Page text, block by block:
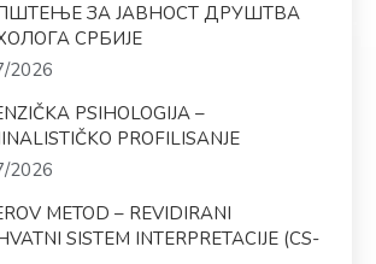
ЗА ЈАВНОСТ ДРУШТВА
СРБИЈЕ
2026
PSIHOLOGIJA –
PROFILISANJE
2026
METOD – REVIDIRANI
SISTEM INTERPRETACIJE (CS-